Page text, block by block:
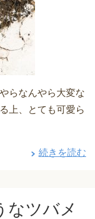
らなんやら大変な
上、とても可愛ら
続きを読む
なツバメ